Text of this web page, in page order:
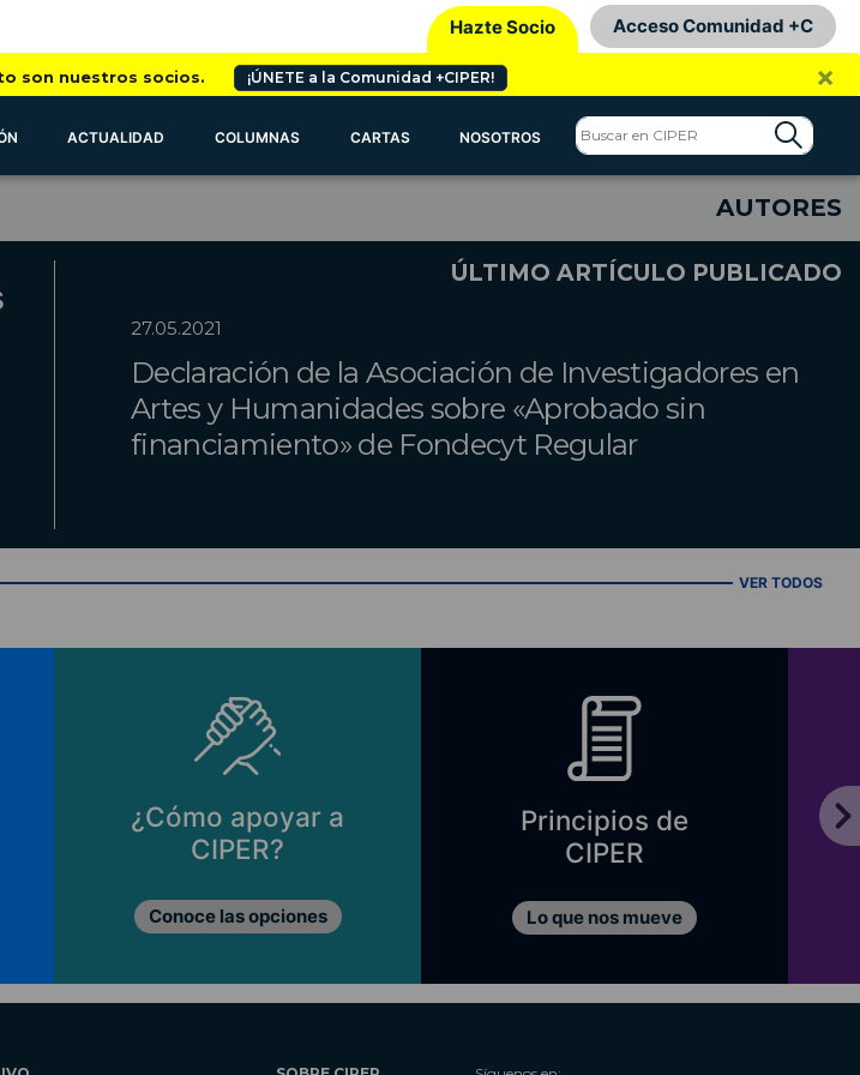
Hazte Socio Acceso Comunidad +C
son nuestros socios. ¡ÚNETE a la Comunidad +CIPER! ×
ACTUALIDAD COLUMNAS CARTAS NOSOTROS
AUTORES
ÚLTIMO ARTÍCULO PUBLICADO
27.05.2021
Declaración de la Asociación de Investigadores en
Artes y Humanidades sobre «Aprobado sin
financiamiento» de Fondecyt Regular
VER TODOS
¿Cómo apoyar a
CIPER?
Conoce las opciones
Principios de
CIPER
Lo que nos mueve